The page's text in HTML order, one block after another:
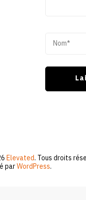
Elevated. Tous droits
parWordPress.